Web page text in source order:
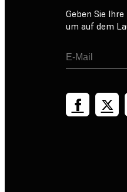
Geben Sie
um auf dem